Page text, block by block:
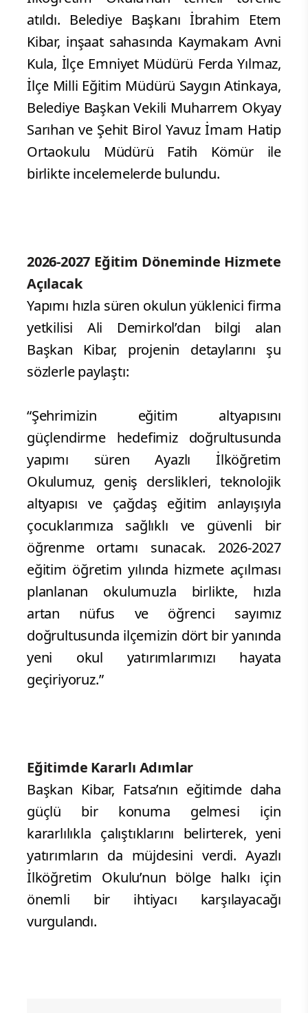
atıldı. Belediye Başkanı İbrahim Etem
Kibar, inşaat sahasında Kaymakam Avni
Kula, İlçe Emniyet Müdürü Ferda Yılmaz,
İlçe Milli Eğitim Müdürü Saygın Atinkaya,
Belediye Başkan Vekili Muharrem Okyay
Sarıhan ve Şehit Birol Yavuz İmam Hatip
Ortaokulu Müdürü Fatih Kömür ile
birlikte incelemelerde bulundu.
2026-2027 Eğitim Döneminde Hizmete
Açılacak
Yapımı hızla süren okulun yüklenici firma
yetkilisi Ali Demirkol’dan bilgi alan
Başkan Kibar, projenin detaylarını şu
sözlerle paylaştı:
“Şehrimizin eğitim altyapısını
güçlendirme hedefimiz doğrultusunda
yapımı süren Ayazlı İlköğretim
Okulumuz, geniş derslikleri, teknolojik
altyapısı ve çağdaş eğitim anlayışıyla
çocuklarımıza sağlıklı ve güvenli bir
öğrenme ortamı sunacak. 2026-2027
eğitim öğretim yılında hizmete açılması
planlanan okulumuzla birlikte, hızla
artan nüfus ve öğrenci sayımız
doğrultusunda ilçemizin dört bir yanında
yeni okul yatırımlarımızı hayata
geçiriyoruz.”
Eğitimde Kararlı Adımlar
Başkan Kibar, Fatsa’nın eğitimde daha
güçlü bir konuma gelmesi için
kararlılıkla çalıştıklarını belirterek, yeni
yatırımların da müjdesini verdi. Ayazlı
İlköğretim Okulu’nun bölge halkı için
önemli bir ihtiyacı karşılayacağı
vurgulandı.